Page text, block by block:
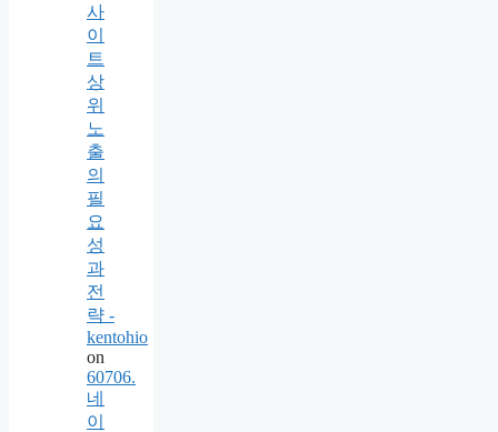
사
이
트
상
위
노
출
의
필
요
성
과
전
략 -
kentohio
on
60706.
네
이